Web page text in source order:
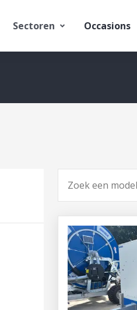
Sectoren Occasions
Zoeken